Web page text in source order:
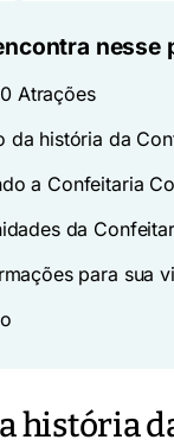
nesse
Atrações
da história da
a Confeitaria
da
para sua
história